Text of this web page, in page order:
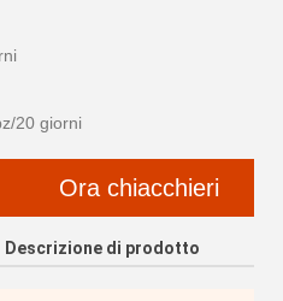
20 giorni
Ora chiacchieri
Descrizione di prodotto